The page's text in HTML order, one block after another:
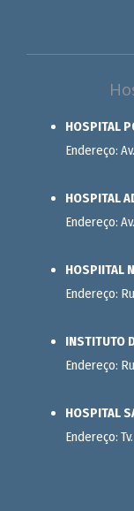
HOSPITAL
Endereço:
HOSPITAL
Endereço:
HOSPIITAL
Endereço:
INSTITUTO
Endereço:
HOSPITAL
Endereço: